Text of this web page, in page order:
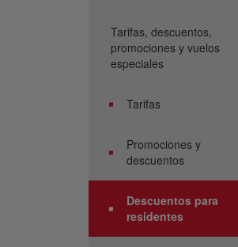
Tarifas, descuentos,
promociones y vuelos
especiales
Tarifas
Promociones y
descuentos
Descuentos para
residentes